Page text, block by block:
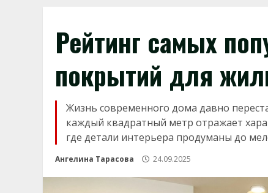
Рейтинг самых
покрытий для
Жизнь современного дома давно
каждый квадратный метр отражает
где детали интерьера продуманы до
Ангелина Тарасова 24.09.2025